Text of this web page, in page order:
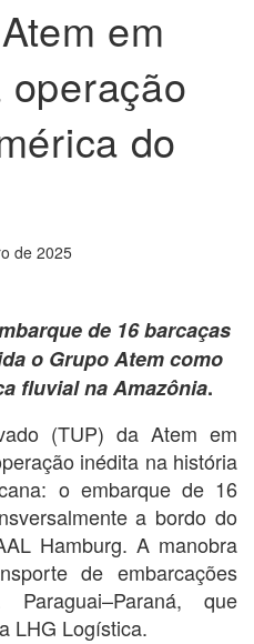
em
do
de 2025
de 16 barcaças
o Grupo Atem como
fluvial na Amazônia.
(TUP) da Atem em
inédita na história
o embarque de 16
a bordo do
Hamburg. A manobra
de embarcações
que
LHG Logística.